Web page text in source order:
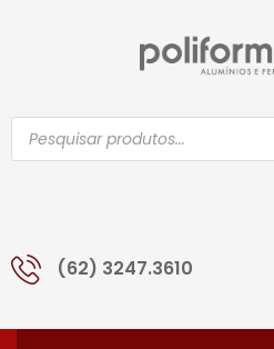
Pesquisar
produtos
(62) 3247.3610